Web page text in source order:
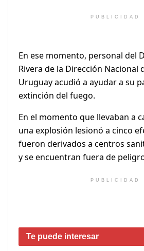
PUBLICIDAD
En ese momento, personal del
Rivera de la Dirección Nacional
Uruguay acudió a ayudar a su
extinción del fuego.
En el momento que llevaban a
una explosión lesionó a cinco
fueron derivados a centros
y se encuentran fuera de
PUBLICIDAD
Te puede interesar